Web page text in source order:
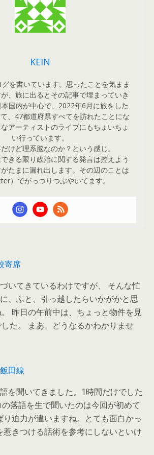
KEIN
を書いています。思ったことを気まま
、旅に出るとその記事で埋まっていき
国内が中心で、2022年6月に旅をした
、47都道府県すべてを訪れたことにな
アーティストのライブにもちょいちょ
い行っています。
けど理系脳なのか？という感じ。
きる限り政治に関する発言は控えよう
たまに漏れ出します。その辺のことは
）でがっつりつぶやいてます。
寄席
いてきているわけですが、 そんな忙
、ふと、引っ越したらいかがかと思
昨日の午前中は、ちょっと物件を見
た。 まあ、どうなるかわかりませ
田線
を聞いてきました。1時間だけでした
落語を生で聞いたのは今回が初めて
り迫力が違いますね。とても面白かっ
惹きつける話術を参考にしないといけ